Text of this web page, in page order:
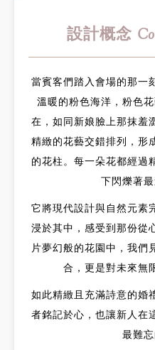
設計概念
當賓客們踏入會場的那一
溫暖的粉色海洋，粉色
在，如同新娘臉上那抹羞
精緻的花藝交錯排列，形
的花柱。每一朵花都經過
下閃爍著最
它將現代設計與自然元素
浸於其中，感受到那份從
片夢幻般的花園中，我們
合，更是對未來無
如此精緻且充滿詩意的婚
者銘記於心，也讓新人在
最難忘